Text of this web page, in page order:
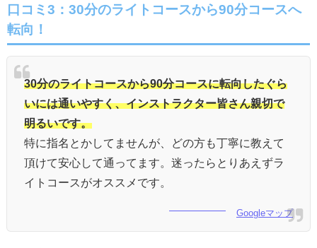
口コミ3：30分のライトコースから90分コースへ
転向！
30分のライトコースから90分コースに転向したぐら
いには通いやすく、インストラクター皆さん親切で
明るいです。
特に指名とかしてませんが、どの方も丁寧に教えて
頂けて安心して通ってます。迷ったらとりあえずラ
イトコースがオススメです。
Googleマップ